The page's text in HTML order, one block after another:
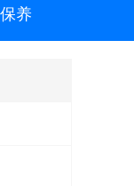
保养